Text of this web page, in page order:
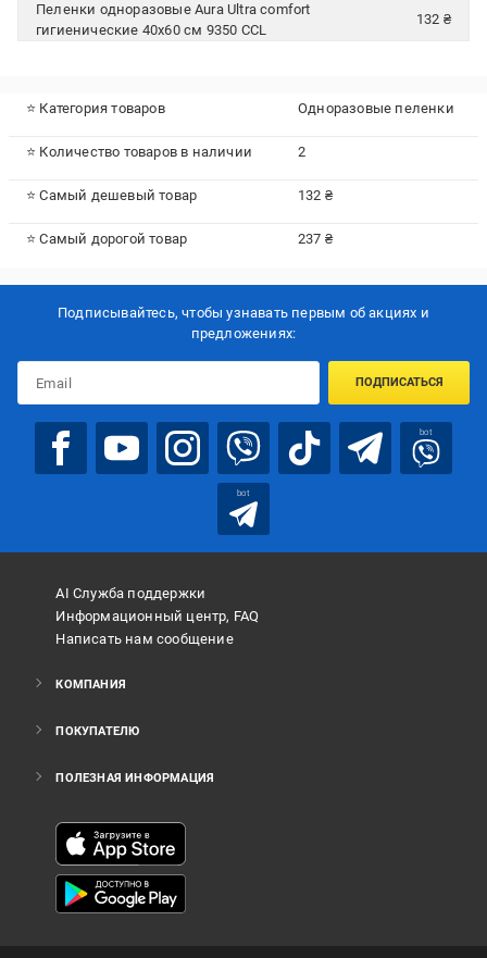
Пеленки одноразовые Aura Ultra comfort
гигиенические 40х60 см 9350 CCL
132 ₴
⭐ Категория товаров Одноразовые пеленки
⭐ Количество товаров в наличии 2
⭐ Самый дешевый товар 132 ₴
⭐ Самый дорогой товар 237 ₴
Подписывайтесь, чтобы узнавать первым об акцияx и
предложениях:
ПОДПИСАТЬСЯ
bot
bot
AI Служба поддержки
Информационный центр, FAQ
Написать нам сообщение
КОМПАНИЯ
ПОКУПАТЕЛЮ
ПОЛЕЗНАЯ ИНФОРМАЦИЯ